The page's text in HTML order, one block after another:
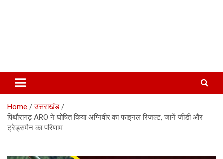
Home
उत्तराखंड
पिथौरागढ़ ARO ने घोषित किया अग्निवीर का फाइनल रिजल्ट, जानें जीडी और
ट्रेड्समैन का परिणाम